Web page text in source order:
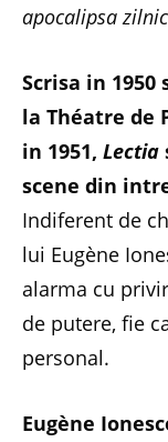
apocalipsa
Scrisa in
la Théatre de
in 1951, Lectia
scene din
Indiferent de
lui Eugène
alarma cu
de putere, fie
personal.
Eugène